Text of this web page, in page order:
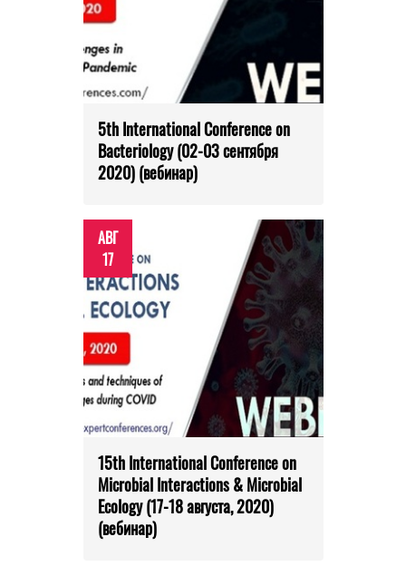
5th International Conference on
Bacteriology (02-03 сентября
2020) (вебинар)
АВГ
17
15th International Conference on
Microbial Interactions & Microbial
Ecology (17-18 августа, 2020)
(вебинар)